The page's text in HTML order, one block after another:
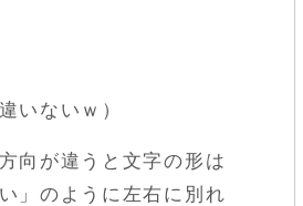
いないｗ）
向が違うと文字の形は
」のように左右に別れ